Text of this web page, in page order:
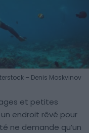
– Denis Moskvinov
et petites
endroit rêvé pour
ne demande qu’un